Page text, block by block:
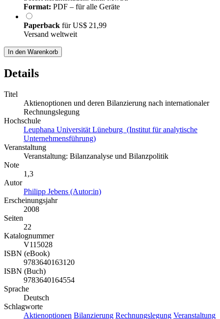
Format: PDF – für alle Geräte
Paperback fürUS$ 21,99
Versand weltweit
In den Warenkorb
Details
Titel
Aktienoptionen und deren Bilanzierung nach internationaler
Rechnungslegung
Hochschule
Leuphana Universität Lüneburg (Institut für analytische
Unternehmensführung)
Veranstaltung
Veranstaltung: Bilanzanalyse und Bilanzpolitik
Note
1,3
Autor
Philipp Jebens (Autor:in)
Erscheinungsjahr
2008
Seiten
22
Katalognummer
V115028
ISBN (eBook)
9783640163120
ISBN (Buch)
9783640164554
Sprache
Deutsch
Schlagworte
Aktienoptionen Bilanzierung Rechnungslegung Veranstaltung